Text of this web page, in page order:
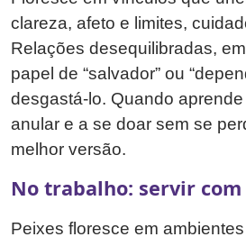
clareza, afeto e limites,
Relações desequilibradas,
papel de “salvador” ou
desgastá-lo. Quando
anular e a se doar sem se
melhor versão.
No trabalho: servir
Peixes floresce em